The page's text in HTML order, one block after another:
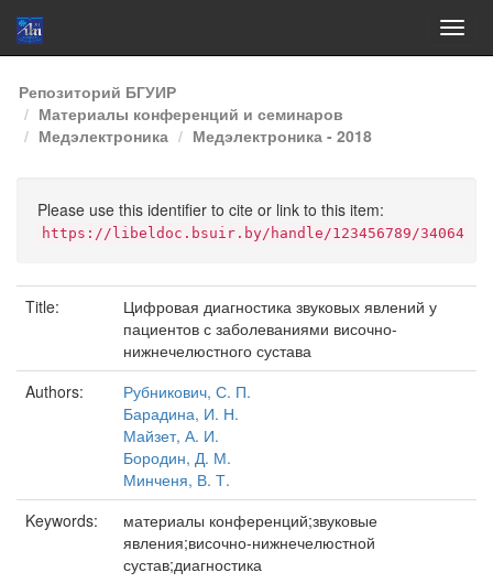
Skip
navigation
Репозиторий БГУИР
Материалы конференций и семинаров
Медэлектроника
Медэлектроника - 2018
Please use this identifier to cite or link to this item:
https://libeldoc.bsuir.by/handle/123456789/34064
Title:
Цифровая диагностика звуковых явлений у
пациентов с заболеваниями височно-
нижнечелюстного сустава
Authors:
Рубникович, С. П.
Барадина, И. Н.
Майзет, А. И.
Бородин, Д. М.
Минченя, В. Т.
Keywords:
материалы конференций;звуковые
явления;височно-нижнечелюстной
сустав;диагностика